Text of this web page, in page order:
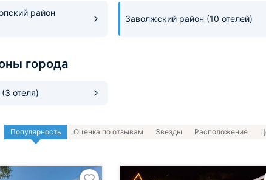
район
Заволжский район (10 отелей)
города
(3 отеля)
Популярность Оценка по отзывам Звезды Расположение